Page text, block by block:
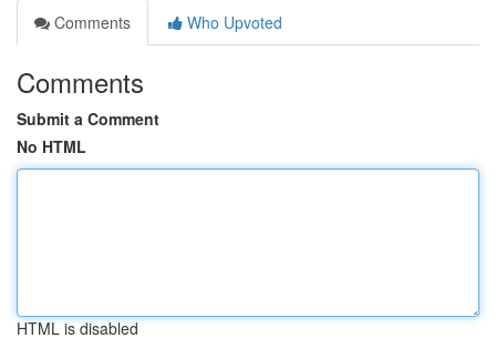
Comments
Who Upvoted
Comments
Submit a Comment
No HTML
HTML is disabled